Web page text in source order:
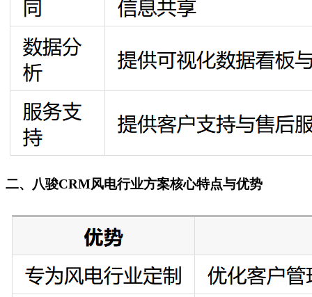
二、八骏CRM风电行业方案核心特点与优势